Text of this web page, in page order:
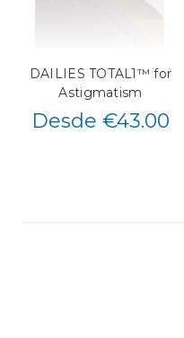
DAILIES TOTAL1™ for
Astigmatism
Desde €43.00